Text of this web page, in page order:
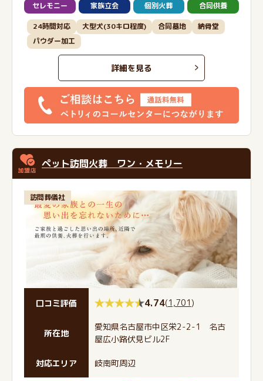
セレモニー 家族立会 個別火葬 合同供養
24時間対応 大型犬(30キロ程度) 合同墓地
納骨堂
パウダー加工
詳細を見る
ペット訪問火葬 ワン・メモリー
訪問葬儀社
口コミ評価 4.74(1,701)
所在地
愛知県名古屋市中区栄2-2-1 名古
屋広小路伏見ビル2F
対応エリア 岐南町周辺